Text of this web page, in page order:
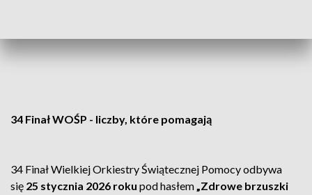
34 Finał WOŚP - liczby, które pomagają
34 Finał Wielkiej Orkiestry Świątecznej Pomocy odbywa
się 25 stycznia 2026 roku pod hasłem„Zdrowe brzuszki